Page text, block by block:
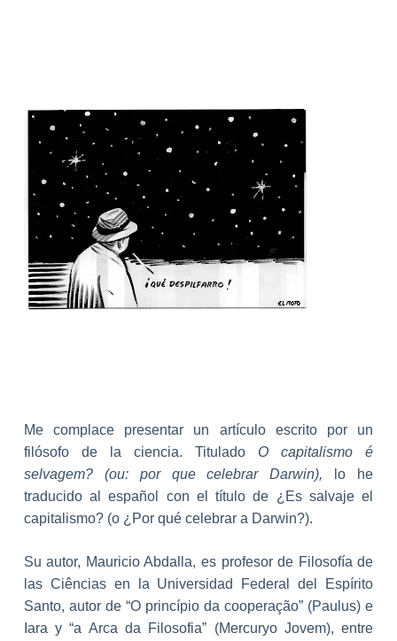
Me complace presentar un artículo escrito por un
filósofo de la ciencia. Titulado O capitalismo é
selvagem? (ou: por que celebrar Darwin), lo he
traducido al español con el título de ¿Es salvaje el
capitalismo? (o ¿Por qué celebrar a Darwin?).
Su autor, Mauricio Abdalla, es profesor de Filosofía de
las Ciências en la Universidad Federal del Espírito
Santo, autor de “O princípio da cooperação” (Paulus) e
Iara y “a Arca da Filosofia” (Mercuryo Jovem), entre